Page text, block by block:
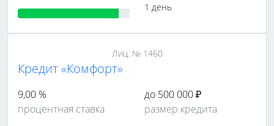
1 день
Лиц. № 1460
Кредит «Комфорт»
9,00 %
процентная ставка
до 500 000 ₽
размер кредита